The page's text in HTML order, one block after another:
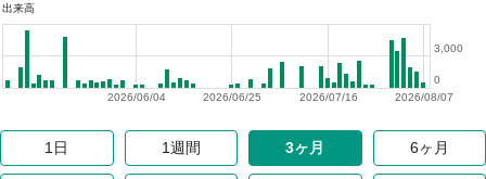
出来高
2026/08/07
2026/07/16
2026/06/25
2026/06/04
0
3,000
1日 1週間 3ヶ月 6ヶ月